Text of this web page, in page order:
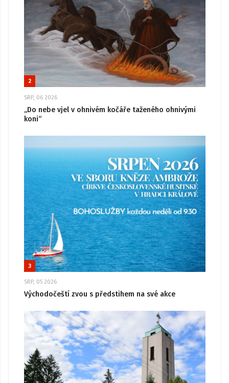
2
SRP, 06 2026
„Do nebe vjel v ohnivém kočáře taženého ohnivými
koni“
3
SRP, 05 2026
Východočeští zvou s předstihem na své akce